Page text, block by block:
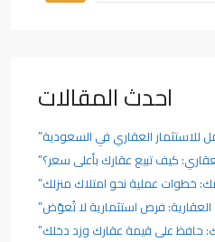
احدث المقالات
للاستثمار العقاري في السعودية”
كيف تبيع عقارك بأعلى سعر؟”
خطوات عملية نحو امتلاك منزلك”
العقارية: فرص استثمارية لا تُعوّض”
حافظ على قيمة عقارك وزد دخلك”